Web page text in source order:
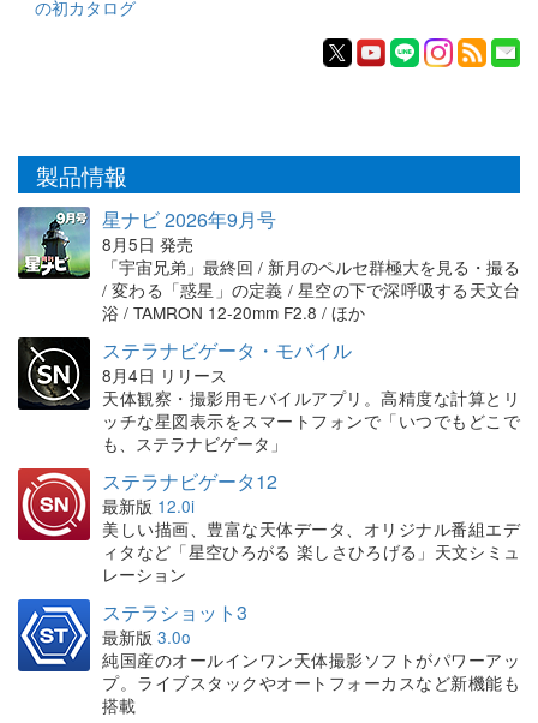
の初カタログ
製品情報
星ナビ 2026年9月号
8月5日 発売
「宇宙兄弟」最終回 / 新月のペルセ群極大を見る・撮る
/ 変わる「惑星」の定義 / 星空の下で深呼吸する天文台
浴 / TAMRON 12-20mm F2.8 / ほか
ステラナビゲータ・モバイル
8月4日 リリース
天体観察・撮影用モバイルアプリ。高精度な計算とリ
ッチな星図表示をスマートフォンで「いつでもどこで
も、ステラナビゲータ」
ステラナビゲータ12
最新版 12.0i
美しい描画、豊富な天体データ、オリジナル番組エデ
ィタなど「星空ひろがる 楽しさひろげる」天文シミュ
レーション
ステラショット3
最新版 3.0o
純国産のオールインワン天体撮影ソフトがパワーアッ
プ。ライブスタックやオートフォーカスなど新機能も
搭載